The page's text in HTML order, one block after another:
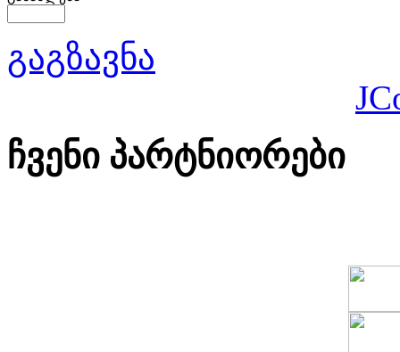
გაგზავნა
ჩვენი პარტნიორები